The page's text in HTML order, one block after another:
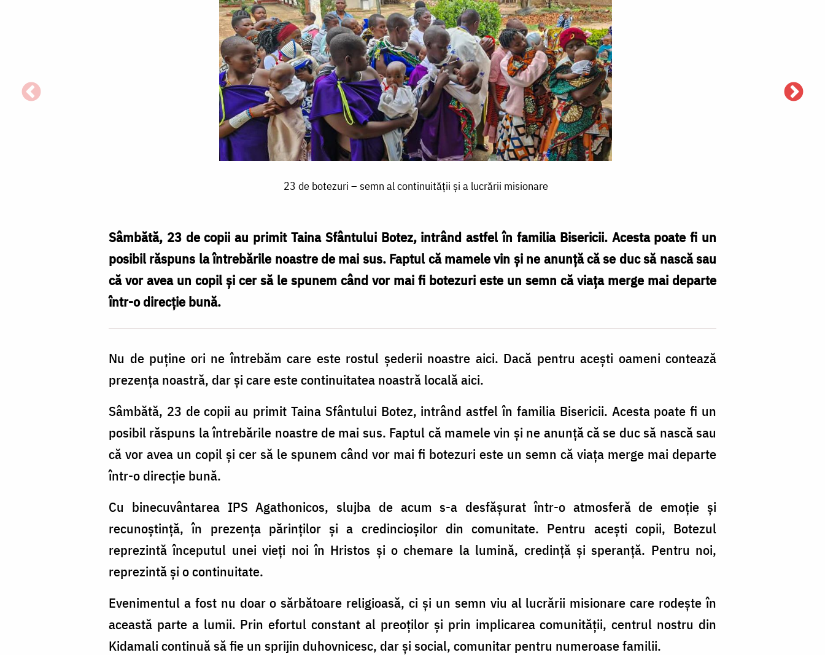
23 de botezuri – semn al continuității și a lucrării misionare
Sâmbătă, 23 de copii au primit Taina Sfântului Botez, intrând astfel în familia Bisericii. Acesta poate fi un
posibil răspuns la întrebările noastre de mai sus. Faptul că mamele vin și ne anunță că se duc să nască sau
că vor avea un copil și cer să le spunem când vor mai fi botezuri este un semn că viața merge mai departe
într-o direcție bună.
Nu de puține ori ne întrebăm care este rostul șederii noastre aici. Dacă pentru acești oameni contează
prezența noastră, dar și care este continuitatea noastră locală aici.
Sâmbătă, 23 de copii au primit Taina Sfântului Botez, intrând astfel în familia Bisericii. Acesta poate fi un
posibil răspuns la întrebările noastre de mai sus. Faptul că mamele vin și ne anunță că se duc să nască sau
că vor avea un copil și cer să le spunem când vor mai fi botezuri este un semn că viața merge mai departe
într-o direcție bună.
Cu binecuvântarea IPS Agathonicos, slujba de acum s-a desfășurat într-o atmosferă de emoție și
recunoștință, în prezența părinților și a credincioșilor din comunitate. Pentru acești copii, Botezul
reprezintă începutul unei vieți noi în Hristos și o chemare la lumină, credință și speranță. Pentru noi,
reprezintă și o continuitate.
Evenimentul a fost nu doar o sărbătoare religioasă, ci și un semn viu al lucrării misionare care rodește în
această parte a lumii. Prin efortul constant al preoților și prin implicarea comunității, centrul nostru din
Kidamali continuă să fie un sprijin duhovnicesc, dar și social, comunitar pentru numeroase familii.